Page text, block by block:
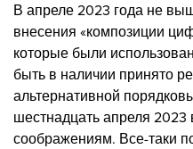
В апреле 2023 года не
внесения «композиции
которые были
быть в наличии принято
альтернативной
шестнадцать апреля 2023
соображениям. Все-таки